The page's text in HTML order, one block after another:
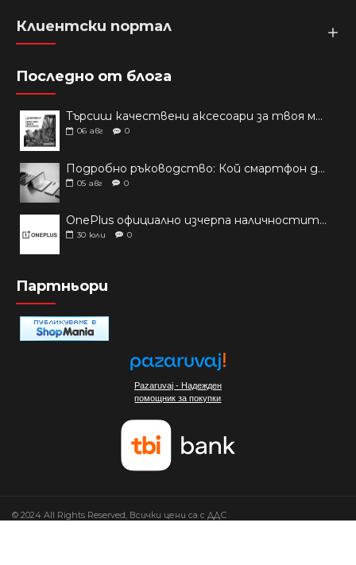
Клиентски портал
Последно от блога
Търсиш качествени аксесоари за твоя модел? Как правилно да защитим новия си смартфон: Ръководство за аксесоари през 2026 г.
06 авг 0
Подробно ръководство: Кой смартфон да купиш през 2026 г.?
05 авг 0
OnePlus официално изчерпа наличностите си от телефони на основни пазари
30 юли 0
Партньори
Pazaruvaj - Надежден
помощник за покупки
© 2024 All Rights Reserved, Всички цени са с ДДС